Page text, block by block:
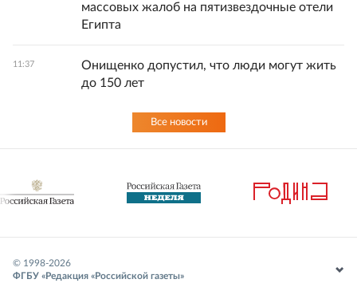
массовых жалоб на пятизвездочные отели
Египта
11:37
Онищенко допустил, что люди могут жить
до 150 лет
Все новости
© 1998-2026
ФГБУ «Редакция «Российской газеты»